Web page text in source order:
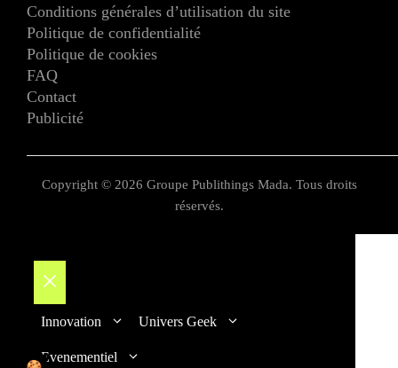
Conditions générales d’utilisation du site
Politique de confidentialité
Politique de cookies
FAQ
Contact
Publicité
Copyright © 2026 Groupe Publithings Mada. Tous droits
réservés.
Fermer
Innovation Univers Geek
Evenementiel